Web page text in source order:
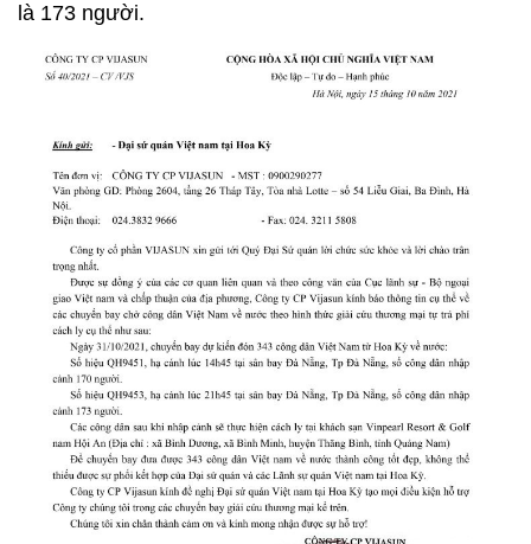
là 173 người.